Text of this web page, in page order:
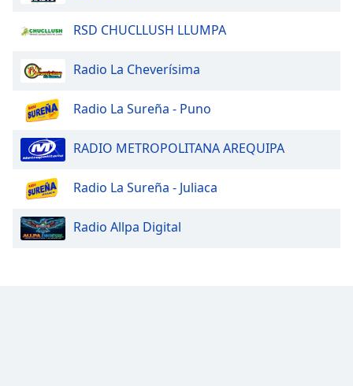
RSD CHUCLLUSH LLUMPA
Radio La Cheverísima
Radio La Sureña - Puno
RADIO METROPOLITANA AREQUIPA
Radio La Sureña - Juliaca
Radio Allpa Digital